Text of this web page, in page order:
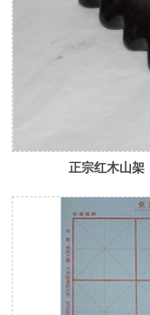
正宗红木山架